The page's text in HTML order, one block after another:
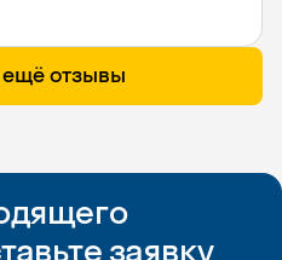
ещё отзывы
заявку